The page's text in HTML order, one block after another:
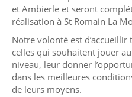
et Ambierle et seront
réalisation à St Romain La
Notre volonté est
celles qui souhaitent jouer
niveau, leur donner
dans les meilleures
de leurs moyens.